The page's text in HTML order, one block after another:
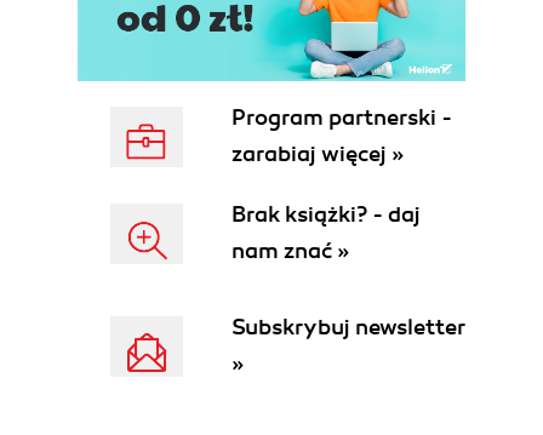
Program partnerski -
zarabiaj więcej »
Brak książki? - daj
nam znać »
Subskrybuj newsletter
»